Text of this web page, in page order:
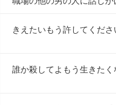
きえたいもう許してくださ
誰か殺してよもう生きた